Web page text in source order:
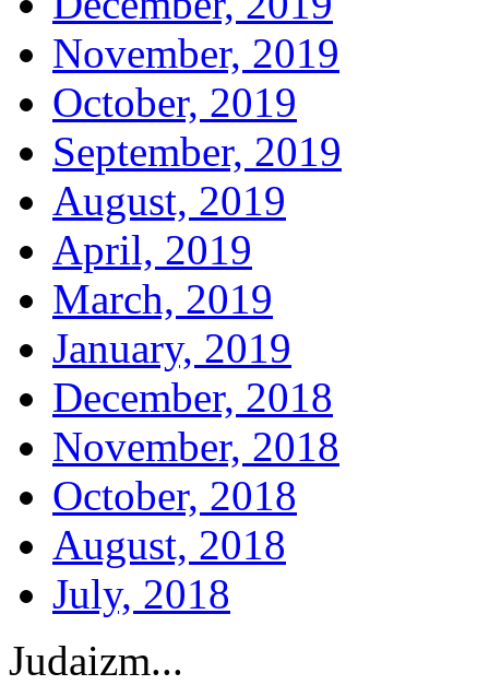
November, 2019
October, 2019
September, 2019
August, 2019
April, 2019
March, 2019
January, 2019
December, 2018
November, 2018
October, 2018
August, 2018
July, 2018
Judaizm...